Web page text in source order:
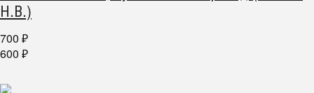
Н.В.)
700 ₽
600 ₽